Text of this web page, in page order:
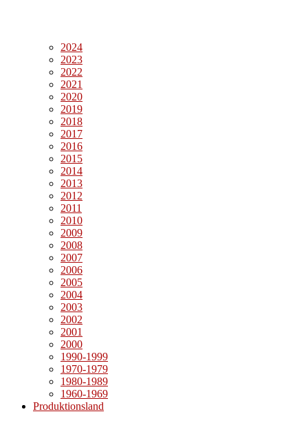
2024
2023
2022
2021
2020
2019
2018
2017
2016
2015
2014
2013
2012
2011
2010
2009
2008
2007
2006
2005
2004
2003
2002
2001
2000
1990-1999
1970-1979
1980-1989
1960-1969
Produktionsland